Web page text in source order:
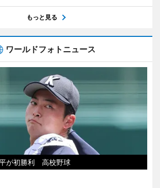
もっと見る
ワールドフォトニュース
が初勝利 高校野球